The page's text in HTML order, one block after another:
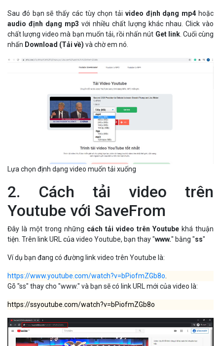
Sau đó bạn sẽ thấy các tùy chọn tải video định dạng mp4 hoặc
audio định dạng mp3 với nhiều chất lượng khác nhau. Click vào
chất lượng video mà bạn muốn tải, rồi nhấn nút Get link. Cuối cùng
nhấn Download (Tải về) và chờ em nó.
Lựa chọn định dạng video muốn tải xuống
2. Cách tải video trên
Youtube với SaveFrom
Đây là một trong những cách tải video trên Youtube khá thuận
tiện. Trên link URL của video Youtube, bạn thay "www." bằng "ss"
Ví dụ bạn đang có đường link video trên Youtube là:
https://www.youtube.com/watch?v=bPiofmZGb8o.
Gõ "ss" thay cho "www." và bạn sẽ có link URL mới của video là:
https://ssyoutube.com/watch?v=bPiofmZGb8o